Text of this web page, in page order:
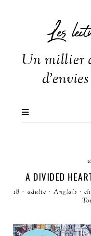
Les
Un millier
A DIVIDED
18 · adulte · Anglais ·